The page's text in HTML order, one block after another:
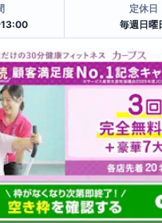
定休日
毎週日曜